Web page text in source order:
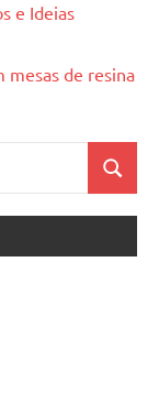
e Ideias
mesas de resina